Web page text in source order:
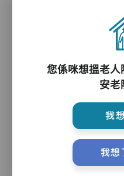
主管,助理員,護
護理評估、執藥、核
您係咪想搵老
安老
我
我想